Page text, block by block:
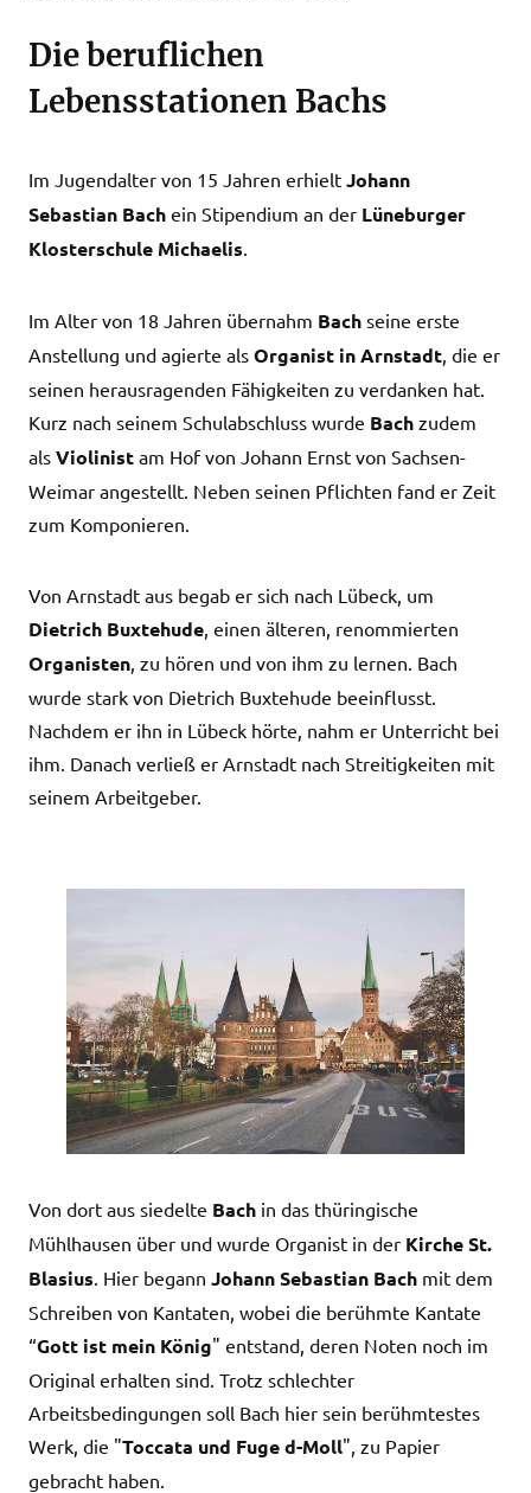
Die beruflichen
Lebensstationen Bachs
Im Jugendalter von 15 Jahren erhielt Johann
Sebastian Bach ein Stipendium an der Lüneburger
Klosterschule Michaelis.
Im Alter von 18 Jahren übernahm Bach seine erste
Anstellung und agierte als Organist in Arnstadt, die er
seinen herausragenden Fähigkeiten zu verdanken hat.
Kurz nach seinem Schulabschluss wurde Bach zudem
als Violinist am Hof von Johann Ernst von Sachsen-
Weimar angestellt. Neben seinen Pflichten fand er Zeit
zum Komponieren.
Von Arnstadt aus begab er sich nach Lübeck, um
Dietrich Buxtehude, einen älteren, renommierten
Organisten, zu hören und von ihm zu lernen. Bach
wurde stark von Dietrich Buxtehude beeinflusst.
Nachdem er ihn in Lübeck hörte, nahm er Unterricht bei
ihm. Danach verließ er Arnstadt nach Streitigkeiten mit
seinem Arbeitgeber.
Von dort aus siedelte Bach in das thüringische
Mühlhausen über und wurde Organist in der Kirche St.
Blasius . Hier begann Johann Sebastian Bach mit dem
Schreiben von Kantaten, wobei die berühmte Kantate
“Gott ist mein König" entstand, deren Noten noch im
Original erhalten sind. Trotz schlechter
Arbeitsbedingungen soll Bach hier sein berühmtestes
Werk, die "Toccata und Fuge d-Moll", zu Papier
gebracht haben.